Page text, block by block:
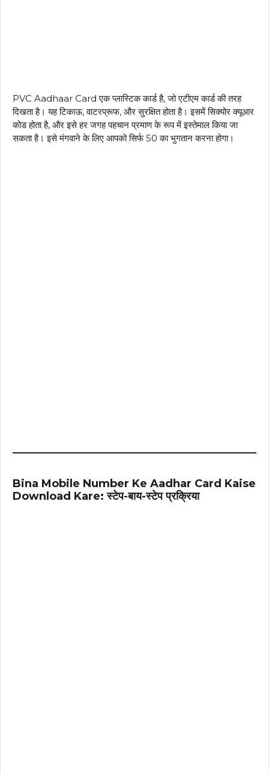
PVC Aadhaar Card एक प्लास्टिक कार्ड है, जो एटीएम कार्ड की तरह
दिखता है। यह टिकाऊ, वाटरप्रूफ, और सुरक्षित होता है। इसमें सिक्योर क्यूआर
कोड होता है, और इसे हर जगह पहचान प्रमाण के रूप में इस्तेमाल किया जा
सकता है। इसे मंगवाने के लिए आपको सिर्फ ₹50 का भुगतान करना होगा।
Bina Mobile Number Ke Aadhar Card Kaise
Download Kare: स्टेप-बाय-स्टेप प्रक्रिया